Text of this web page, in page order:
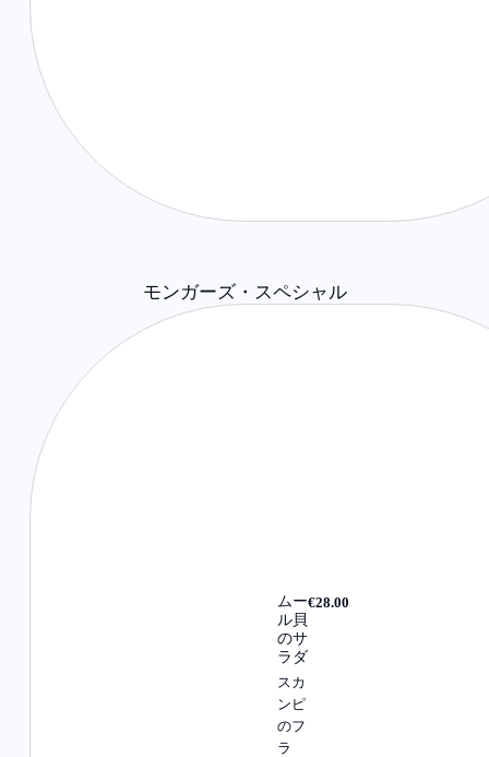
モンガーズ・スペシャル
ムー
ル貝
のサ
ラダ
スカ
ンピ
のフ
ラ
€28.00